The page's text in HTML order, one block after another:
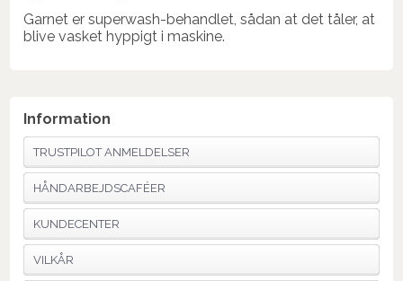
Garnet er superwash-behandlet, sådan at det tåler, at
blive vasket hyppigt i maskine.
Information
TRUSTPILOT ANMELDELSER
HÅNDARBEJDSCAFÉER
KUNDECENTER
VILKÅR